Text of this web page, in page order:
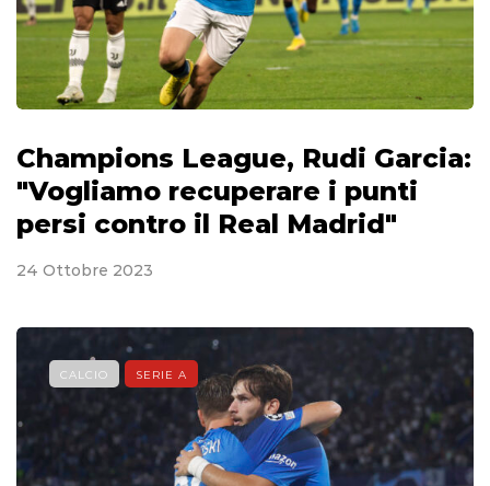
Champions League, Rudi Garcia:
"Vogliamo recuperare i punti
persi contro il Real Madrid"
24 Ottobre 2023
CALCIO SERIE A